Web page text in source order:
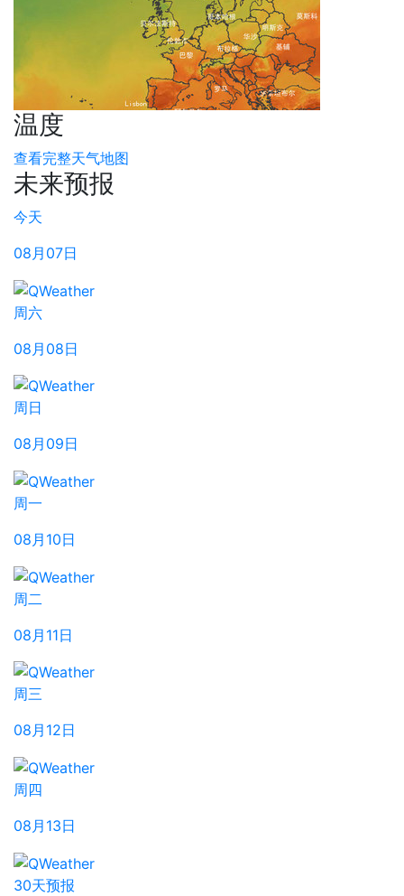
温度
查看完整天气地图
未来预报
今天
08月07日
周六
08月08日
周日
08月09日
周一
08月10日
周二
08月11日
周三
08月12日
周四
08月13日
30天预报